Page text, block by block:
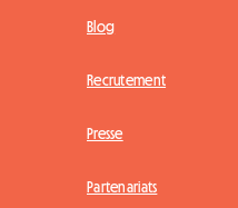
Blog
Recrutement
Presse
Partenariats